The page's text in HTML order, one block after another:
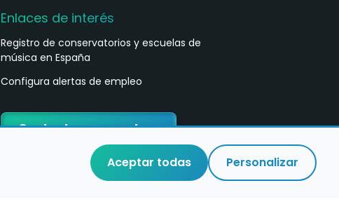
Enlaces de interés
Registro de conservatorios y escuelas de
música en España
Configura alertas de empleo
Contacta con nosotros
Aceptar todas Personalizar